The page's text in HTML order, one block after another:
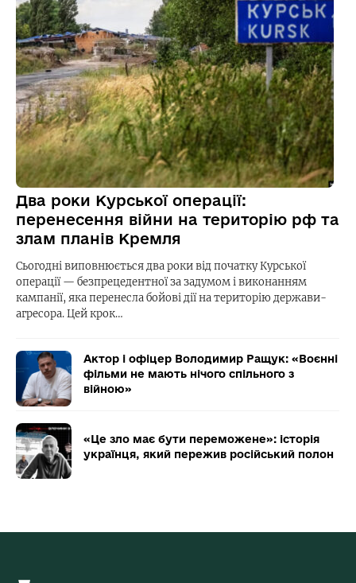
Два роки Курської операції:
перенесення війни на територію рф та
злам планів Кремля
Сьогодні виповнюється два роки від початку Курської
операції — безпрецедентної за задумом і виконанням
кампанії, яка перенесла бойові дії на територію держави-
агресора. Цей крок…
Актор і офіцер Володимир Ращук: «Воєнні
фільми не мають нічого спільного з
війною»
«Це зло має бути переможене»: історія
українця, який пережив російський полон